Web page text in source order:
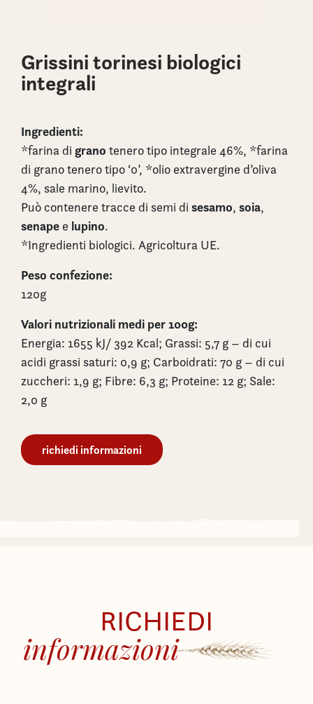
Grissini torinesi biologici
integrali
Ingredienti:
*farina di grano tenero tipo integrale 46%, *farina
di grano tenero tipo ‘0’, *olio extravergine d’oliva
4%, sale marino, lievito.
Può contenere tracce di semi di sesamo, soia,
senape e lupino.
*Ingredienti biologici. Agricoltura UE.
Peso confezione:
120g
Valori nutrizionali medi per 100g:
Energia: 1655 kJ/ 392 Kcal; Grassi: 5,7 g – di cui
acidi grassi saturi: 0,9 g; Carboidrati: 70 g – di cui
zuccheri: 1,9 g; Fibre: 6,3 g; Proteine: 12 g; Sale:
2,0 g
richiedi informazioni
RICHIEDI
informazioni